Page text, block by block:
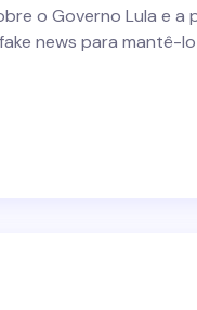
o Governo Lula e
news para mantê-